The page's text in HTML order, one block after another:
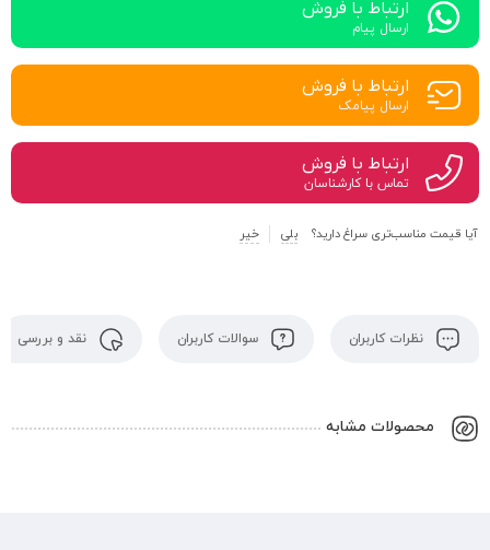
ارتباط با فروش
ارسال پیام
ارتباط با فروش
ارسال پیامک
ارتباط با فروش
تماس با کارشناسان
آیا قیمت مناسب‌تری سراغ دارید؟ بلی خیر
نظرات کاربران سوالات کاربران نقد و بررسی
محصولات مشابه